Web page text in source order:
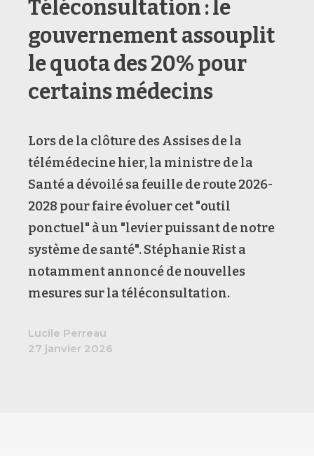
Téléconsultation : le
gouvernement assouplit
le quota des 20% pour
certains médecins
Lors de la clôture des Assises de la
télémédecine hier, la ministre de la
Santé a dévoilé sa feuille de route 2026-
2028 pour faire évoluer cet "outil
ponctuel" à un "levier puissant de notre
système de santé". Stéphanie Rist a
notamment annoncé de nouvelles
mesures sur la téléconsultation.
Lucile Perreau
27 janvier 2026